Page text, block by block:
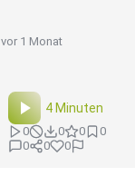
vor 1 Monat
4 Minuten
0 0 0
0
0
0 0